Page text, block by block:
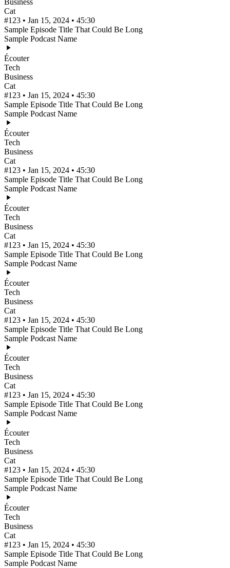
Cat
#123 • Jan 15, 2024 • 45:30
Sample Episode Title That Could Be Long
Sample Podcast Name
Écouter
Tech
Business
Cat
#123 • Jan 15, 2024 • 45:30
Sample Episode Title That Could Be Long
Sample Podcast Name
Écouter
Tech
Business
Cat
#123 • Jan 15, 2024 • 45:30
Sample Episode Title That Could Be Long
Sample Podcast Name
Écouter
Tech
Business
Cat
#123 • Jan 15, 2024 • 45:30
Sample Episode Title That Could Be Long
Sample Podcast Name
Écouter
Tech
Business
Cat
#123 • Jan 15, 2024 • 45:30
Sample Episode Title That Could Be Long
Sample Podcast Name
Écouter
Tech
Business
Cat
#123 • Jan 15, 2024 • 45:30
Sample Episode Title That Could Be Long
Sample Podcast Name
Écouter
Tech
Business
Cat
#123 • Jan 15, 2024 • 45:30
Sample Episode Title That Could Be Long
Sample Podcast Name
Écouter
Tech
Business
Cat
#123 • Jan 15, 2024 • 45:30
Sample Episode Title That Could Be Long
Sample Podcast Name